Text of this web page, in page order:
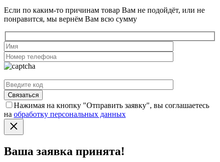
Если по каким-то причинам товар Вам не подойдёт, или не
понравится, мы вернём Вам всю сумму
Нажимая на кнопку "Отправить заявку", вы соглашаетесь
на обработку персональных данных
Ваша заявка принята!